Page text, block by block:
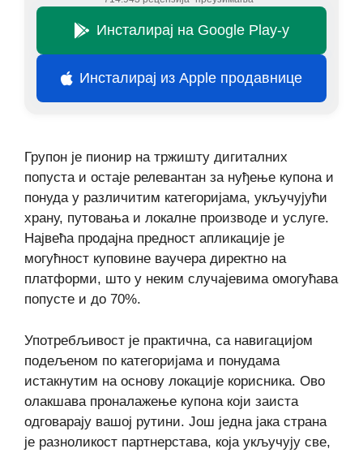
Инсталирај на Google Play-у
Инсталирај из Apple продавнице
Групон је пионир на тржишту дигиталних
попуста и остаје релевантан за нуђење купона и
понуда у различитим категоријама, укључујући
храну, путовања и локалне производе и услуге.
Највећа продајна предност апликације је
могућност куповине ваучера директно на
платформи, што у неким случајевима омогућава
попусте и до 70%.
Употребљивост је практична, са навигацијом
подељеном по категоријама и понудама
истакнутим на основу локације корисника. Ово
олакшава проналажење купона који заиста
одговарају вашој рутини. Још једна јака страна
је разноликост партнерстава, која укључују све,